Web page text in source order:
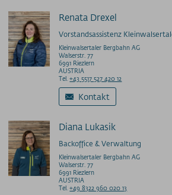
Renata Drexel
Vorstandsassistenz
Kleinwalsertaler Bergbahn AG
Walserstr. 77
6991 Riezlern
AUSTRIA
Tel.+43 5517 527 420 12
Kontakt
Diana Lukasik
Backoffice & Verwaltung
Kleinwalsertaler Bergbahn AG
Walserstr. 77
6991 Riezlern
AUSTRIA
Tel.+49 8322 960 020 13